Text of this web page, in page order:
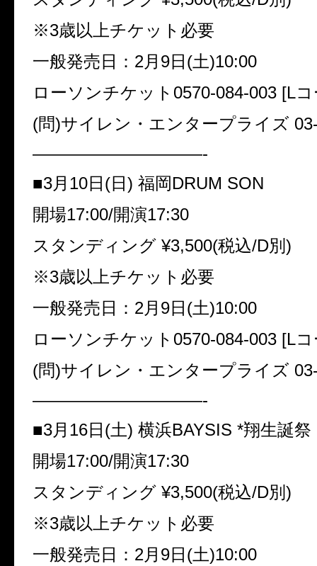
※3歳以上チケット必要
一般発売日：2月9日(土)10:00
ローソンチケット0570-084-003 [L
(問)サイレン・エンタープライズ
——————————-
■3月10日(日) 福岡DRUM SON
開場17:00/開演17:30
スタンディング ¥3,500(税込/D別)
※3歳以上チケット必要
一般発売日：2月9日(土)10:00
ローソンチケット0570-084-003 [L
(問)サイレン・エンタープライズ
——————————-
■3月16日(土) 横浜BAYSIS *翔生誕祭
開場17:00/開演17:30
スタンディング ¥3,500(税込/D別)
※3歳以上チケット必要
一般発売日：2月9日(土)10:00